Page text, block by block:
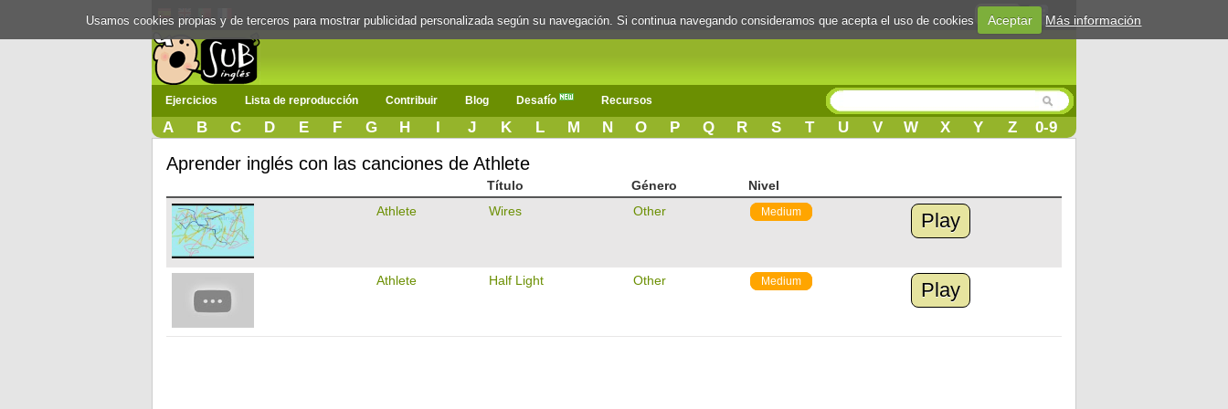
Login
Ejercicios Lista de reproducción Contribuir Blog Desafío Recursos
A B C D E F G H I J K L M N O P Q R S T U V W X Y Z 0-9
Aprender inglés con las canciones de Athlete
Título Género
Nivel
Athlete
Wires Other Medium Play
Athlete Half Light Other Medium Play
Usamos cookies propias y de terceros para mostrar publicidad personalizada según su navegación. Si continua navegando consideramos que acepta el uso de cookies Aceptar Más información